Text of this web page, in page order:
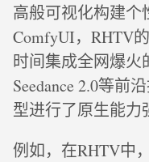
高般可视化构建个
ComfyUI，RHTV
时间集成全网爆火
Seedance 2.0等前
型进行了原生能力
例如，在RHTV中